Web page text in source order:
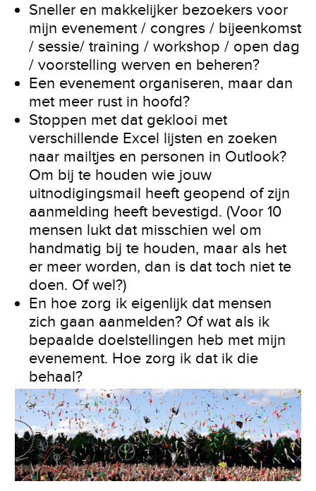
Sneller en makkelijker bezoekers voor
mijn evenement / congres / bijeenkomst
/ sessie/ training / workshop / open dag
/ voorstelling werven en beheren?
Een evenement organiseren, maar dan
met meer rust in hoofd?
Stoppen met dat geklooi met
verschillende Excel lijsten en zoeken
naar mailtjes en personen in Outlook?
Om bij te houden wie jouw
uitnodigingsmail heeft geopend of zijn
aanmelding heeft bevestigd. (Voor 10
mensen lukt dat misschien wel om
handmatig bij te houden, maar als het
er meer worden, dan is dat toch niet te
doen. Of wel?)
En hoe zorg ik eigenlijk dat mensen
zich gaan aanmelden? Of wat als ik
bepaalde doelstellingen heb met mijn
evenement. Hoe zorg ik dat ik die
behaal?